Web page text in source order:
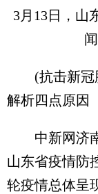
3月13日，山
(抗击新冠肺
解析四点原因
中新网济南
山东省疫情防
轮疫情总体呈